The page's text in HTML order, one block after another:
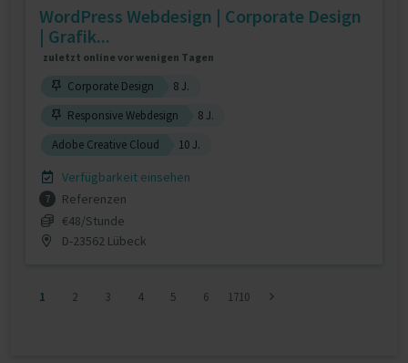
WordPress Webdesign | Corporate Design
| Grafik...
zuletzt online vor wenigen Tagen
Corporate Design
8 J.
Responsive Webdesign
8 J.
Adobe Creative Cloud
10 J.
Verfügbarkeit einsehen
7
Referenzen
€48/Stunde
D-23562 Lübeck
1 2 3 4 5 6 1710